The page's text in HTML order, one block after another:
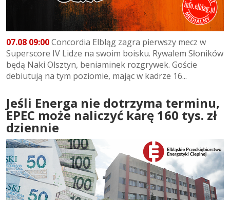
07.08 09:00Concordia Elbląg zagra pierwszy mecz w
Superscore IV Lidze na swoim boisku. Rywalem Słoników
będą Naki Olsztyn, beniaminek rozgrywek. Goście
debiutują na tym poziomie, mając w kadrze 16...
Jeśli Energa nie dotrzyma terminu,
EPEC może naliczyć karę 160 tys. zł
dziennie